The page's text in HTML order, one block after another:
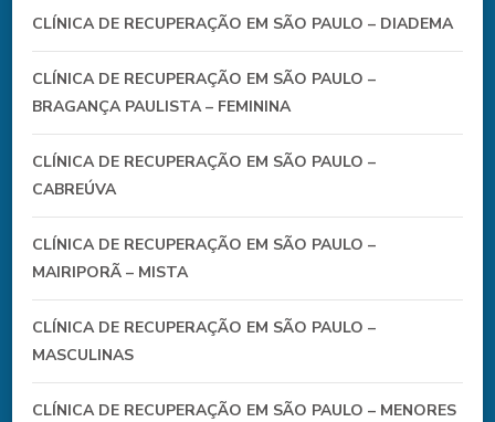
CLÍNICA DE RECUPERAÇÃO EM SÃO PAULO – DIADEMA
CLÍNICA DE RECUPERAÇÃO EM SÃO PAULO –
BRAGANÇA PAULISTA – FEMININA
CLÍNICA DE RECUPERAÇÃO EM SÃO PAULO –
CABREÚVA
CLÍNICA DE RECUPERAÇÃO EM SÃO PAULO –
MAIRIPORÃ – MISTA
CLÍNICA DE RECUPERAÇÃO EM SÃO PAULO –
MASCULINAS
CLÍNICA DE RECUPERAÇÃO EM SÃO PAULO – MENORES